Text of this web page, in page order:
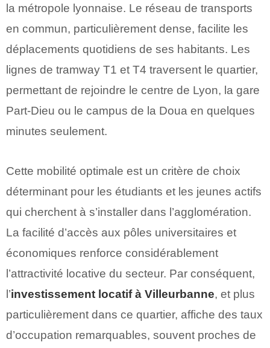
la métropole lyonnaise. Le réseau de transports
en commun, particulièrement dense, facilite les
déplacements quotidiens de ses habitants. Les
lignes de tramway T1 et T4 traversent le quartier,
permettant de rejoindre le centre de Lyon, la gare
Part-Dieu ou le campus de la Doua en quelques
minutes seulement.
Cette mobilité optimale est un critère de choix
déterminant pour les étudiants et les jeunes actifs
qui cherchent à s’installer dans l’agglomération.
La facilité d’accès aux pôles universitaires et
économiques renforce considérablement
l’attractivité locative du secteur. Par conséquent,
l’investissement locatif à Villeurbanne, et plus
particulièrement dans ce quartier, affiche des taux
d’occupation remarquables, souvent proches de